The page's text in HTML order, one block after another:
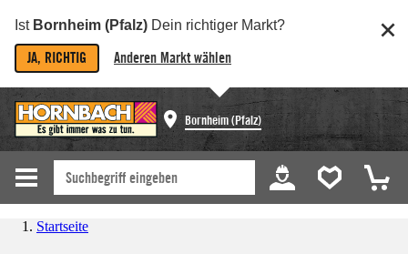
Ist Bornheim (Pfalz) Dein richtiger Markt?
JA, RICHTIG Anderen Markt wählen
Bornheim (Pfalz)
Startseite